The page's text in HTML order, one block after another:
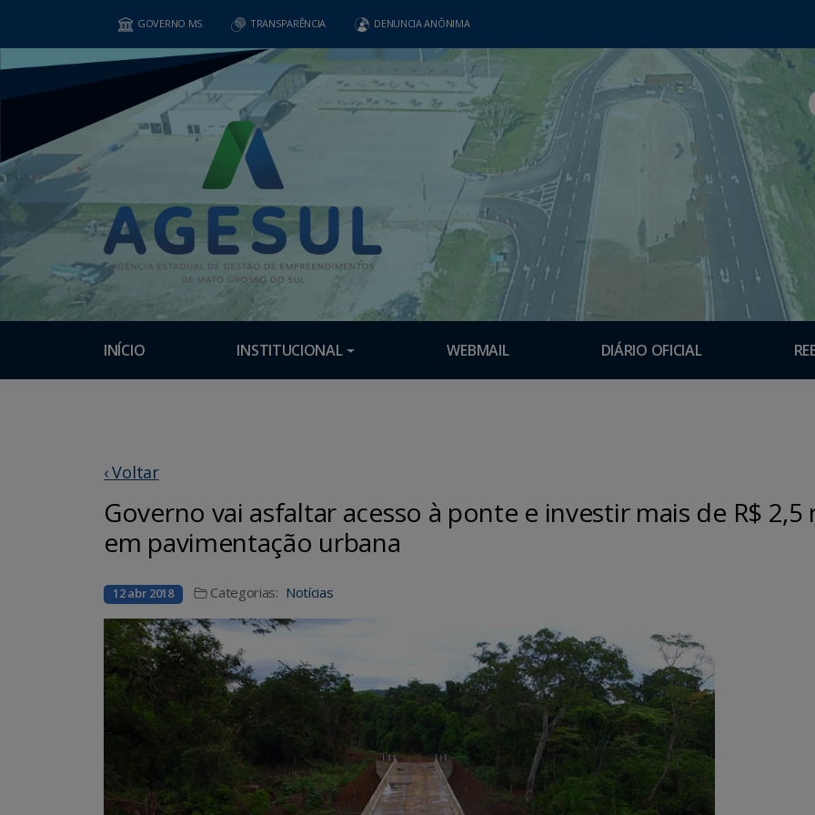
GOVERNO MS TRANSPARÊNCIA DENUNCIA ANÔNIMA
INÍCIO INSTITUCIONAL WEBMAIL DIÁRIO OFICIAL
‹ Voltar
Governo vai asfaltar acesso à ponte e investir mais de R$ 2,5
em pavimentação urbana
12 abr 2018 Categorias: Notícias